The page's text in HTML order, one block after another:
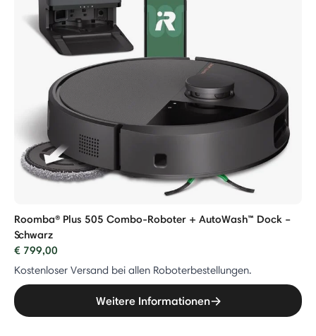
Roomba® Plus 505 Combo-Roboter + AutoWash™ Dock –
Schwarz
€ 799,00
Kostenloser Versand bei allen Roboterbestellungen.
Weitere Informationen